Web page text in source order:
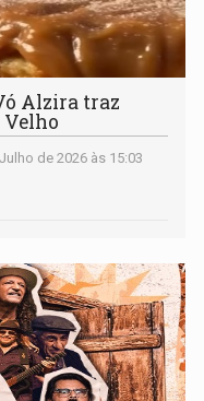
Alzira traz
Velho
de 2026 às 15:03